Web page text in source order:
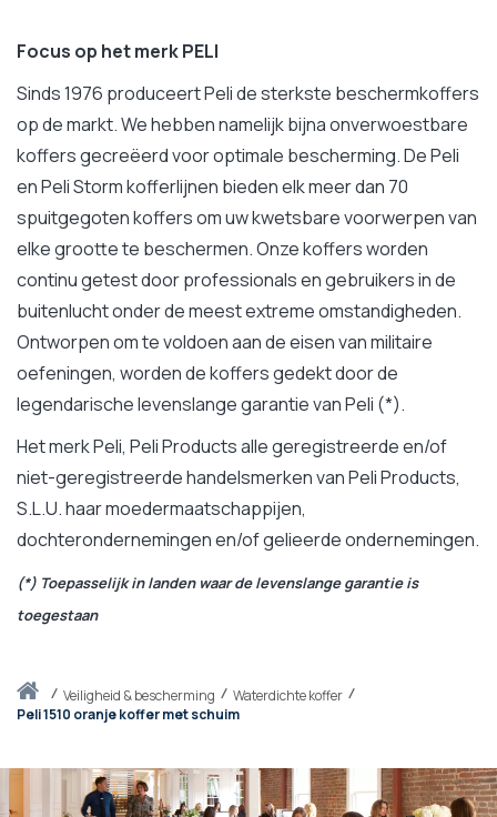
Thuisveiligheid & bescherming
Waterdichte koffer
Peli 1510 oranje koffer met schuim
Focus op het merk PELI
Sinds 1976 produceert Peli de sterkste beschermkoffers
op de markt. We hebben namelijk bijna onverwoestbare
koffers gecreëerd voor optimale bescherming. De Peli
en Peli Storm kofferlijnen bieden elk meer dan 70
spuitgegoten koffers om uw kwetsbare voorwerpen van
elke grootte te beschermen. Onze koffers worden
continu getest door professionals en gebruikers in de
buitenlucht onder de meest extreme omstandigheden.
Ontworpen om te voldoen aan de eisen van militaire
oefeningen, worden de koffers gedekt door de
legendarische levenslange garantie van Peli (*).
Het merk Peli, Peli Products alle geregistreerde en/of
niet-geregistreerde handelsmerken van Peli Products,
S.L.U. haar moedermaatschappijen,
dochterondernemingen en/of gelieerde ondernemingen.
(*) Toepasselijk in landen waar de levenslange garantie is
toegestaan